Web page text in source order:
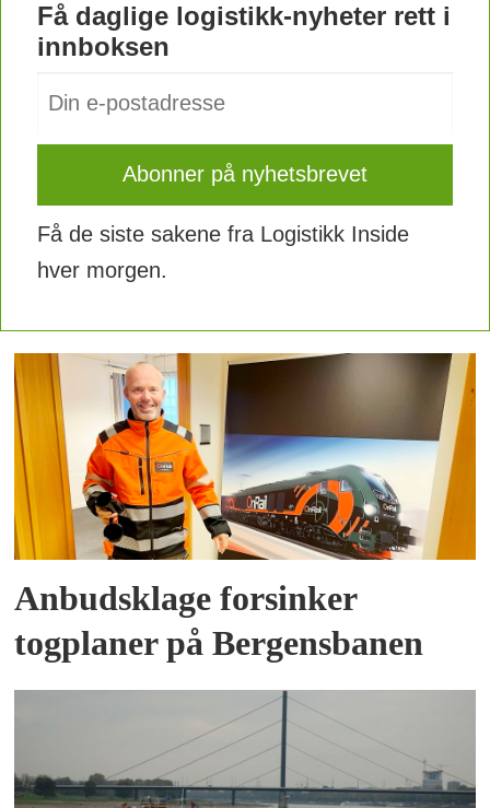
Få daglige logistikk-nyheter rett i
innboksen
Få de siste sakene fra Logistikk Inside
hver morgen.
Anbudsklage forsinker
togplaner på Bergensbanen